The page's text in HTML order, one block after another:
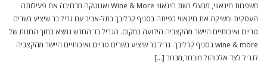
משפחת חינאווי, מבעלי רשת חינאווי Wine & More ואנוטקה מרחיבה את פעילותה
העסקית ומשיקה את חינאווי בפיתה בסניף קרליבך בתל-אביב עם גריל בר שיציע בשרים
טריים ואיכותיים היישר מהקצביה הידועה במקום. הגריל בר החדש נמצא בתוך החנות של
wine & more בסניף קרליבך. גריל בר שיציע בשרים טריים ואיכותיים היישר מהקצביה
לגריל לצד אלכוהול מובחר,מבחר […]